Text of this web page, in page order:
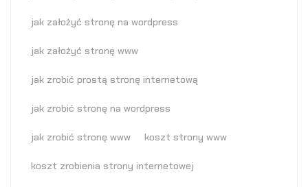
jak założyć stronę na wordpress
jak założyć stronę www
jak zrobić prostą stronę internetową
jak zrobić stronę na wordpress
jak zrobić stronę www koszt strony www
koszt zrobienia strony internetowej